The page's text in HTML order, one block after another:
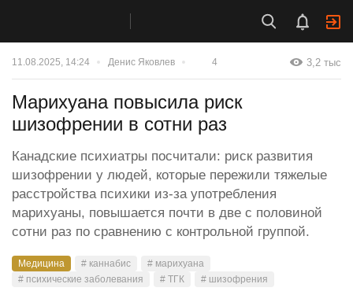
11.08.2025, 14:24 Денис Яковлев 4 3,2 тыс
Марихуана повысила риск
шизофрении в сотни раз
Канадские психиатры посчитали: риск развития
шизофрении у людей, которые пережили тяжелые
расстройства психики из-за употребления
марихуаны, повышается почти в две с половиной
сотни раз по сравнению с контрольной группой.
Медицина # каннабис
# марихуана
# психические заболевания
# ТГК # шизофрения